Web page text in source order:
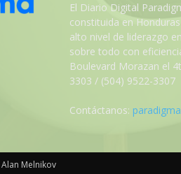
El Diario Digital
constituida en
alto nivel de liderazgo
sobre todo con
Boulevard Morazan el
3303 / (504) 9522-3307
Contáctanos:
Melnikov